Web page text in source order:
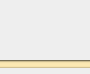
인(임대인)의 명의
요구를 받는 황당